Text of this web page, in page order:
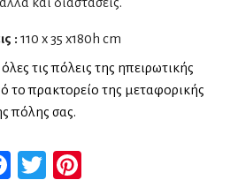
: 110 x 35 x180h cm
τις πόλεις της ηπειρωτικής
πρακτορείο της μεταφορικής
πόλης σας.
Facebook
Twitter